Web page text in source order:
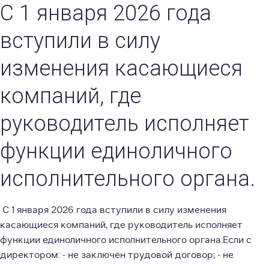
С 1 января 2026 года
вступили в силу
изменения касающиеся
компаний, где
руководитель исполняет
функции единоличного
исполнительного органа.
С 1 января 2026 года вступили в силу изменения
касающиеся компаний, где руководитель исполняет
функции единоличного исполнительного органа.Если с
директором: - не заключён трудовой договор; - не